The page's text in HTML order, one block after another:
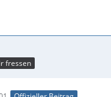
fressen